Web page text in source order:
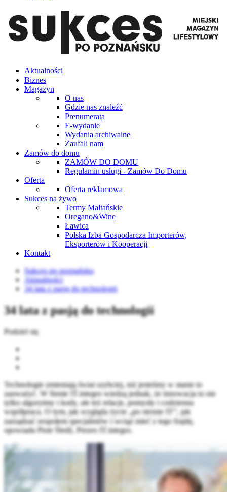
Aktualności
Biznes
Magazyn
O nas
Gdzie nas znaleźć
Prenumerata
E-wydanie
Wydania archiwalne
Zaufali nam
Zamów do domu
ZAMÓW DO DOMU
Regulamin usługi - Zamów Do Domu
Oferta
Oferta reklamowa
Sukces na żywo
Termy Maltańskie
Oregano&Wine
Ławica
Polska Izba Gospodarcza Importerów,
Eksporterów i Kooperacji
Kontakt
Sukces po poznańsku
Aktualności
34 lata z pasją do technologii
34 lata z pasją do technologii
Podziel się
Technologie zmieniają świat szybciej, niż jesteśmy w stanie to
zauważyć. W firmie IT.integro wiedzą jednak, że innowacja to nie
tylko algorytmy i kody, ale też relacje, pomysły i codzienna
współpraca. O tym, jak wygląda życie „po stronie IT”, jak
zarządzać zespołem specjalistów i wciąż mieć z tego frajdę,
opowiada Piotr Śledź, Prezes IT.integro.